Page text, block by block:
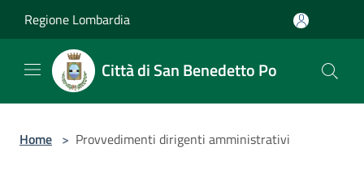
Regione Lombardia
Città di San Benedetto Po
Home > Provvedimenti dirigenti amministrativi